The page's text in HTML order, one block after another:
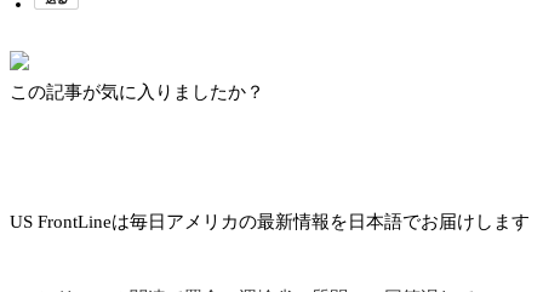
この記事が気に入りましたか？
US FrontLineは毎日アメリカの最新情報を日本語でお届けします